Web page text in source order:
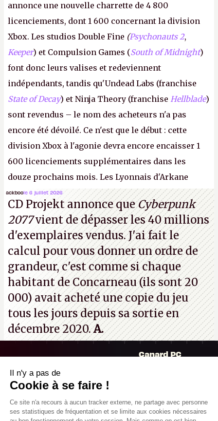
annonce une nouvelle charrette de 4 800
licenciements, dont 1 600 concernant la division
Xbox. Les studios Double Fine (Psychonauts 2,
Keeper) et Compulsion Games (South of Midnight)
font donc leurs valises et redeviennent
indépendants, tandis qu'Undead Labs (franchise
State of Decay) et Ninja Theory (franchise Hellblade)
sont revendus – le nom des acheteurs n'a pas
encore été dévoilé. Ce n'est que le début : cette
division Xbox à l'agonie devra encore encaisser 1
600 licenciements supplémentaires dans les
douze prochains mois. Les Lyonnais d'Arkane
(Dishonored, Deathloop) pourraient faire partie des
prochaines victimes, puisque Microsoft a confirmé
vouloir se séparer du studio.A.
ackboole 6 juillet 2026
CD Projekt annonce queCyberpunk
2077vient de dépasser les 40 millions
d'exemplaires vendus. J'ai fait le
calcul pour vous donner un ordre de
grandeur, c'est comme si chaque
habitant de Concarneau (ils sont 20
000) avait acheté une copie du jeu
tous les jours depuis sa sortie en
décembre 2020.A.
Canard PC
Cookie à se faire !
Ce site n'a recours à aucun tracker
externe, ne partage avec personne ses
aux cookies nécessaires au bon
fonctionnement de votre session. Mais